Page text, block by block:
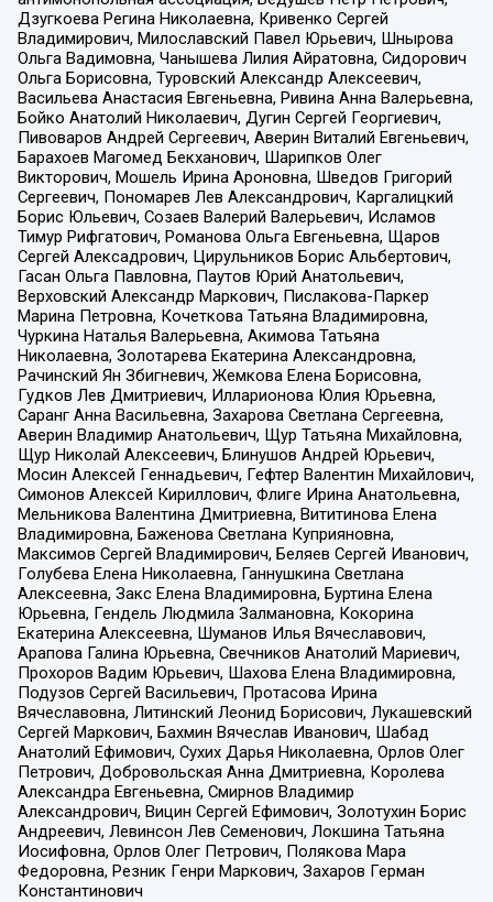
Дзугкоева Регина Николаевна, Кривенко Сергей
Владимирович, Милославский Павел Юрьевич, Шнырова
Ольга Вадимовна, Чанышева Лилия Айратовна, Сидорович
Ольга Борисовна, Туровский Александр Алексеевич,
Васильева Анастасия Евгеньевна, Ривина Анна Валерьевна,
Бойко Анатолий Николаевич, Дугин Сергей Георгиевич,
Пивоваров Андрей Сергеевич, Аверин Виталий Евгеньевич,
Барахоев Магомед Бекханович, Шарипков Олег
Викторович, Мошель Ирина Ароновна, Шведов Григорий
Сергеевич, Пономарев Лев Александрович, Каргалицкий
Борис Юльевич, Созаев Валерий Валерьевич, Исламов
Тимур Рифгатович, Романова Ольга Евгеньевна, Щаров
Сергей Алексадрович, Цирульников Борис Альбертович,
Гасан Ольга Павловна, Паутов Юрий Анатольевич,
Верховский Александр Маркович, Пислакова-Паркер
Марина Петровна, Кочеткова Татьяна Владимировна,
Чуркина Наталья Валерьевна, Акимова Татьяна
Николаевна, Золотарева Екатерина Александровна,
Рачинский Ян Збигневич, Жемкова Елена Борисовна,
Гудков Лев Дмитриевич, Илларионова Юлия Юрьевна,
Саранг Анна Васильевна, Захарова Светлана Сергеевна,
Аверин Владимир Анатольевич, Щур Татьяна Михайловна,
Щур Николай Алексеевич, Блинушов Андрей Юрьевич,
Мосин Алексей Геннадьевич, Гефтер Валентин Михайлович,
Симонов Алексей Кириллович, Флиге Ирина Анатольевна,
Мельникова Валентина Дмитриевна, Вититинова Елена
Владимировна, Баженова Светлана Куприяновна,
Максимов Сергей Владимирович, Беляев Сергей Иванович,
Голубева Елена Николаевна, Ганнушкина Светлана
Алексеевна, Закс Елена Владимировна, Буртина Елена
Юрьевна, Гендель Людмила Залмановна, Кокорина
Екатерина Алексеевна, Шуманов Илья Вячеславович,
Арапова Галина Юрьевна, Свечников Анатолий Мариевич,
Прохоров Вадим Юрьевич, Шахова Елена Владимировна,
Подузов Сергей Васильевич, Протасова Ирина
Вячеславовна, Литинский Леонид Борисович, Лукашевский
Сергей Маркович, Бахмин Вячеслав Иванович, Шабад
Анатолий Ефимович, Сухих Дарья Николаевна, Орлов Олег
Петрович, Добровольская Анна Дмитриевна, Королева
Александра Евгеньевна, Смирнов Владимир
Александрович, Вицин Сергей Ефимович, Золотухин Борис
Андреевич, Левинсон Лев Семенович, Локшина Татьяна
Иосифовна, Орлов Олег Петрович, Полякова Мара
Федоровна, Резник Генри Маркович, Захаров Герман
Константинович